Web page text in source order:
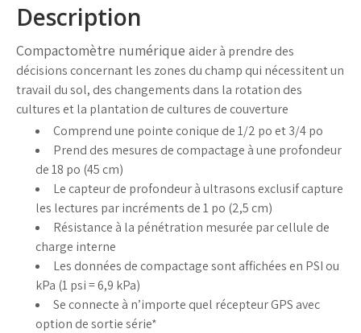
Description
Compactomètre numérique aider à prendre des
décisions concernant les zones du champ qui nécessitent un
travail du sol, des changements dans la rotation des
cultures et la plantation de cultures de couverture
Comprend une pointe conique de 1/2 po et 3/4 po
Prend des mesures de compactage à une profondeur
de 18 po (45 cm)
Le capteur de profondeur à ultrasons exclusif capture
les lectures par incréments de 1 po (2,5 cm)
Résistance à la pénétration mesurée par cellule de
charge interne
Les données de compactage sont affichées en PSI ou
kPa (1 psi = 6,9 kPa)
Se connecte à n’importe quel récepteur GPS avec
option de sortie série*